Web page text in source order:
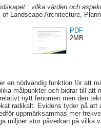
: vilka värden och
Landscape Architecture,
PDF
2MB
en nödvändig funktion för att
målpunkter och bidrar till
nytt fenomen men den
radikalt. Evidens tyder på
uppmärksammas mer
miljöer stor påverkan på vilka